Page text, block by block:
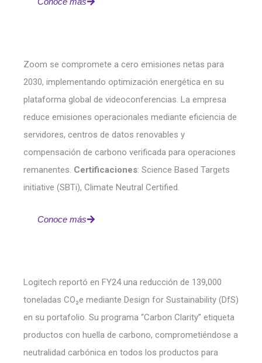
Zoom se compromete a cero emisiones netas para
2030, implementando optimización energética en su
plataforma global de videoconferencias. La empresa
reduce emisiones operacionales mediante eficiencia de
servidores, centros de datos renovables y
compensación de carbono verificada para operaciones
remanentes. Certificaciones: Science Based Targets
initiative (SBTi), Climate Neutral Certified.
Conoce más
Logitech reportó en FY24 una reducción de 139,000
toneladas CO₂e mediante Design for Sustainability (DfS)
en su portafolio. Su programa “Carbon Clarity” etiqueta
productos con huella de carbono, comprometiéndose a
neutralidad carbónica en todos los productos para